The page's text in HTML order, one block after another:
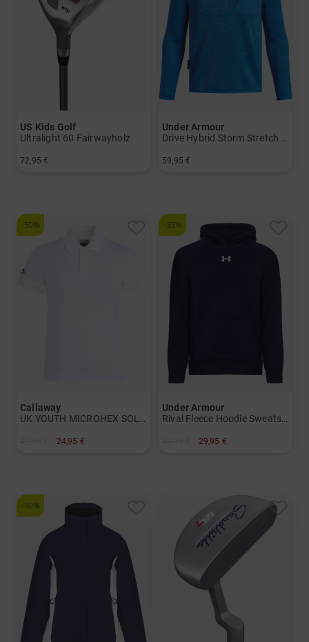
US Kids Golf
Ultralight 60 Fairwayholz
72,95 €
Under Armour
59,95 €
-50%
Callaway
24,95 €
-33%
Under Armour
29,95 €
-50%